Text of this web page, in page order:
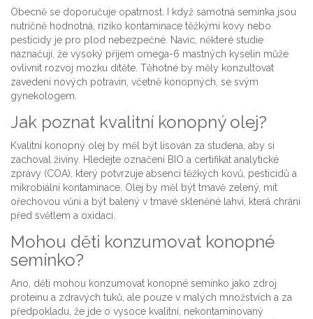
Obecně se doporučuje opatrnost. I když samotná semínka jsou
nutričně hodnotná, riziko kontaminace těžkými kovy nebo
pesticidy je pro plod nebezpečné. Navíc, některé studie
naznačují, že vysoký příjem omega-6 mastných kyselin může
ovlivnit rozvoj mozku dítěte. Těhotné by měly konzultovat
zavedení nových potravin, včetně konopných, se svým
gynekologem.
Jak poznat kvalitní konopný olej?
Kvalitní konopný olej by měl být lisován za studena, aby si
zachoval živiny. Hledejte označení BIO a certifikát analytické
zprávy (COA), který potvrzuje absenci těžkých kovů, pesticidů a
mikrobiální kontaminace. Olej by měl být tmavě zelený, mít
ořechovou vůni a být balený v tmavé skleněné lahvi, která chrání
před světlem a oxidací.
Mohou děti konzumovat konopné
semínko?
Ano, děti mohou konzumovat konopné semínko jako zdroj
proteinu a zdravých tuků, ale pouze v malých množstvích a za
předpokladu, že jde o vysoce kvalitní, nekontaminovaný